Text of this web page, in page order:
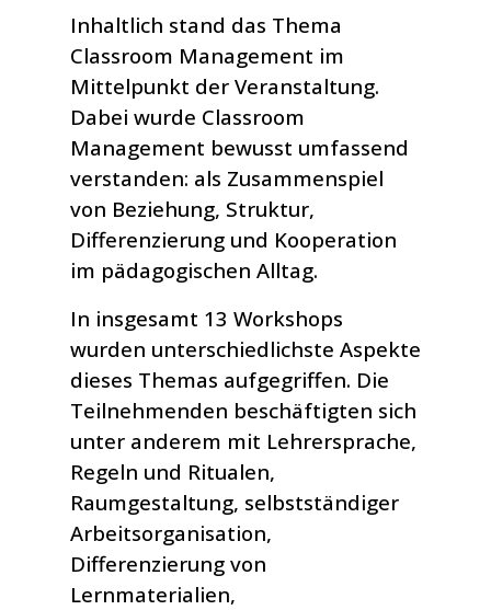
Inhaltlich stand das Thema
Classroom Management im
Mittelpunkt der Veranstaltung.
Dabei wurde Classroom
Management bewusst umfassend
verstanden: als Zusammenspiel
von Beziehung, Struktur,
Differenzierung und Kooperation
im pädagogischen Alltag.
In insgesamt 13 Workshops
wurden unterschiedlichste Aspekte
dieses Themas aufgegriffen. Die
Teilnehmenden beschäftigten sich
unter anderem mit Lehrersprache,
Regeln und Ritualen,
Raumgestaltung, selbstständiger
Arbeitsorganisation,
Differenzierung von
Lernmaterialien,